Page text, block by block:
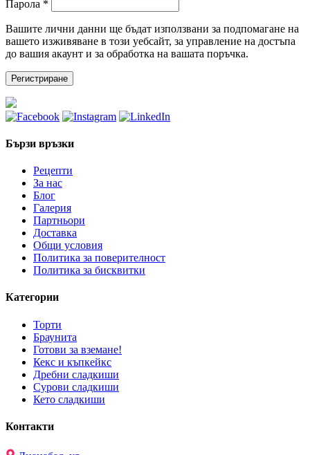
Парола *
Вашите лични данни ще бъдат използвани за подпомагане на
вашето изживяване в този уебсайт, за управление на достъпа
до вашия акаунт и за обработка на вашата поръчка.
Регистриране
Бързи връзки
Рецепти
За нас
Блог
Галерия
Партньори
Доставка
Общи условия
Политика за поверителност
Политика за бисквитки
Категории
Торти
Браунита
Готови за вземане!
Кекс и къпкейкс
Дребни сладкиши
Сурови сладкиши
Кето сладкиши
Контакти